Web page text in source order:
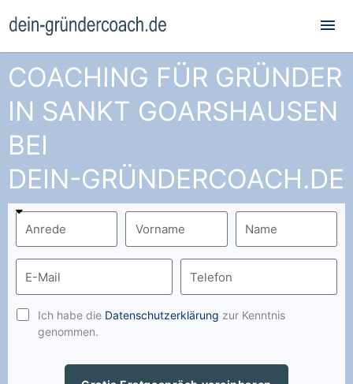
COACHING FÜR GRÜNDER
IN SANKT GOARSHAUSEN
BEI
DEIN-GRÜNDERCOACH.DE
Ich habe die Datenschutzerklärung zur Kenntnis
genommen.